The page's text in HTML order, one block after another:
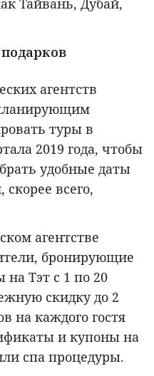
Тайвань, Дубай,
агентств
туры в
2019 года, чтобы
удобные даты
всего,
агентстве
бронирующие
на Тэт с 1 по 20
скидку до 2
на каждого гостя
и купоны на
спа процедуры.